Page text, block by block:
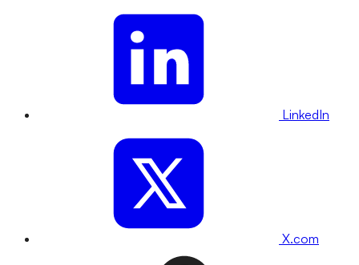
LinkedIn
X.com